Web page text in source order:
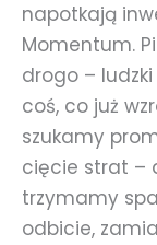
napotkają
Momentum.
drogo –
coś, co już
szukamy
cięcie strat –
trzymamy
odbicie,